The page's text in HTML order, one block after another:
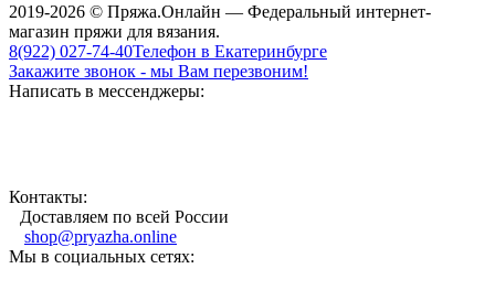
2019-2026 © Пряжа.Онлайн — Федеральный интернет-
магазин пряжи для вязания.
8(922) 027-74-40Телефон в Екатеринбурге
Закажите звонок - мы Вам перезвоним!
Написать в мессенджеры:
Контакты:
Доставляем по всей России
shop@pryazha.online
Мы в социальных сетях: